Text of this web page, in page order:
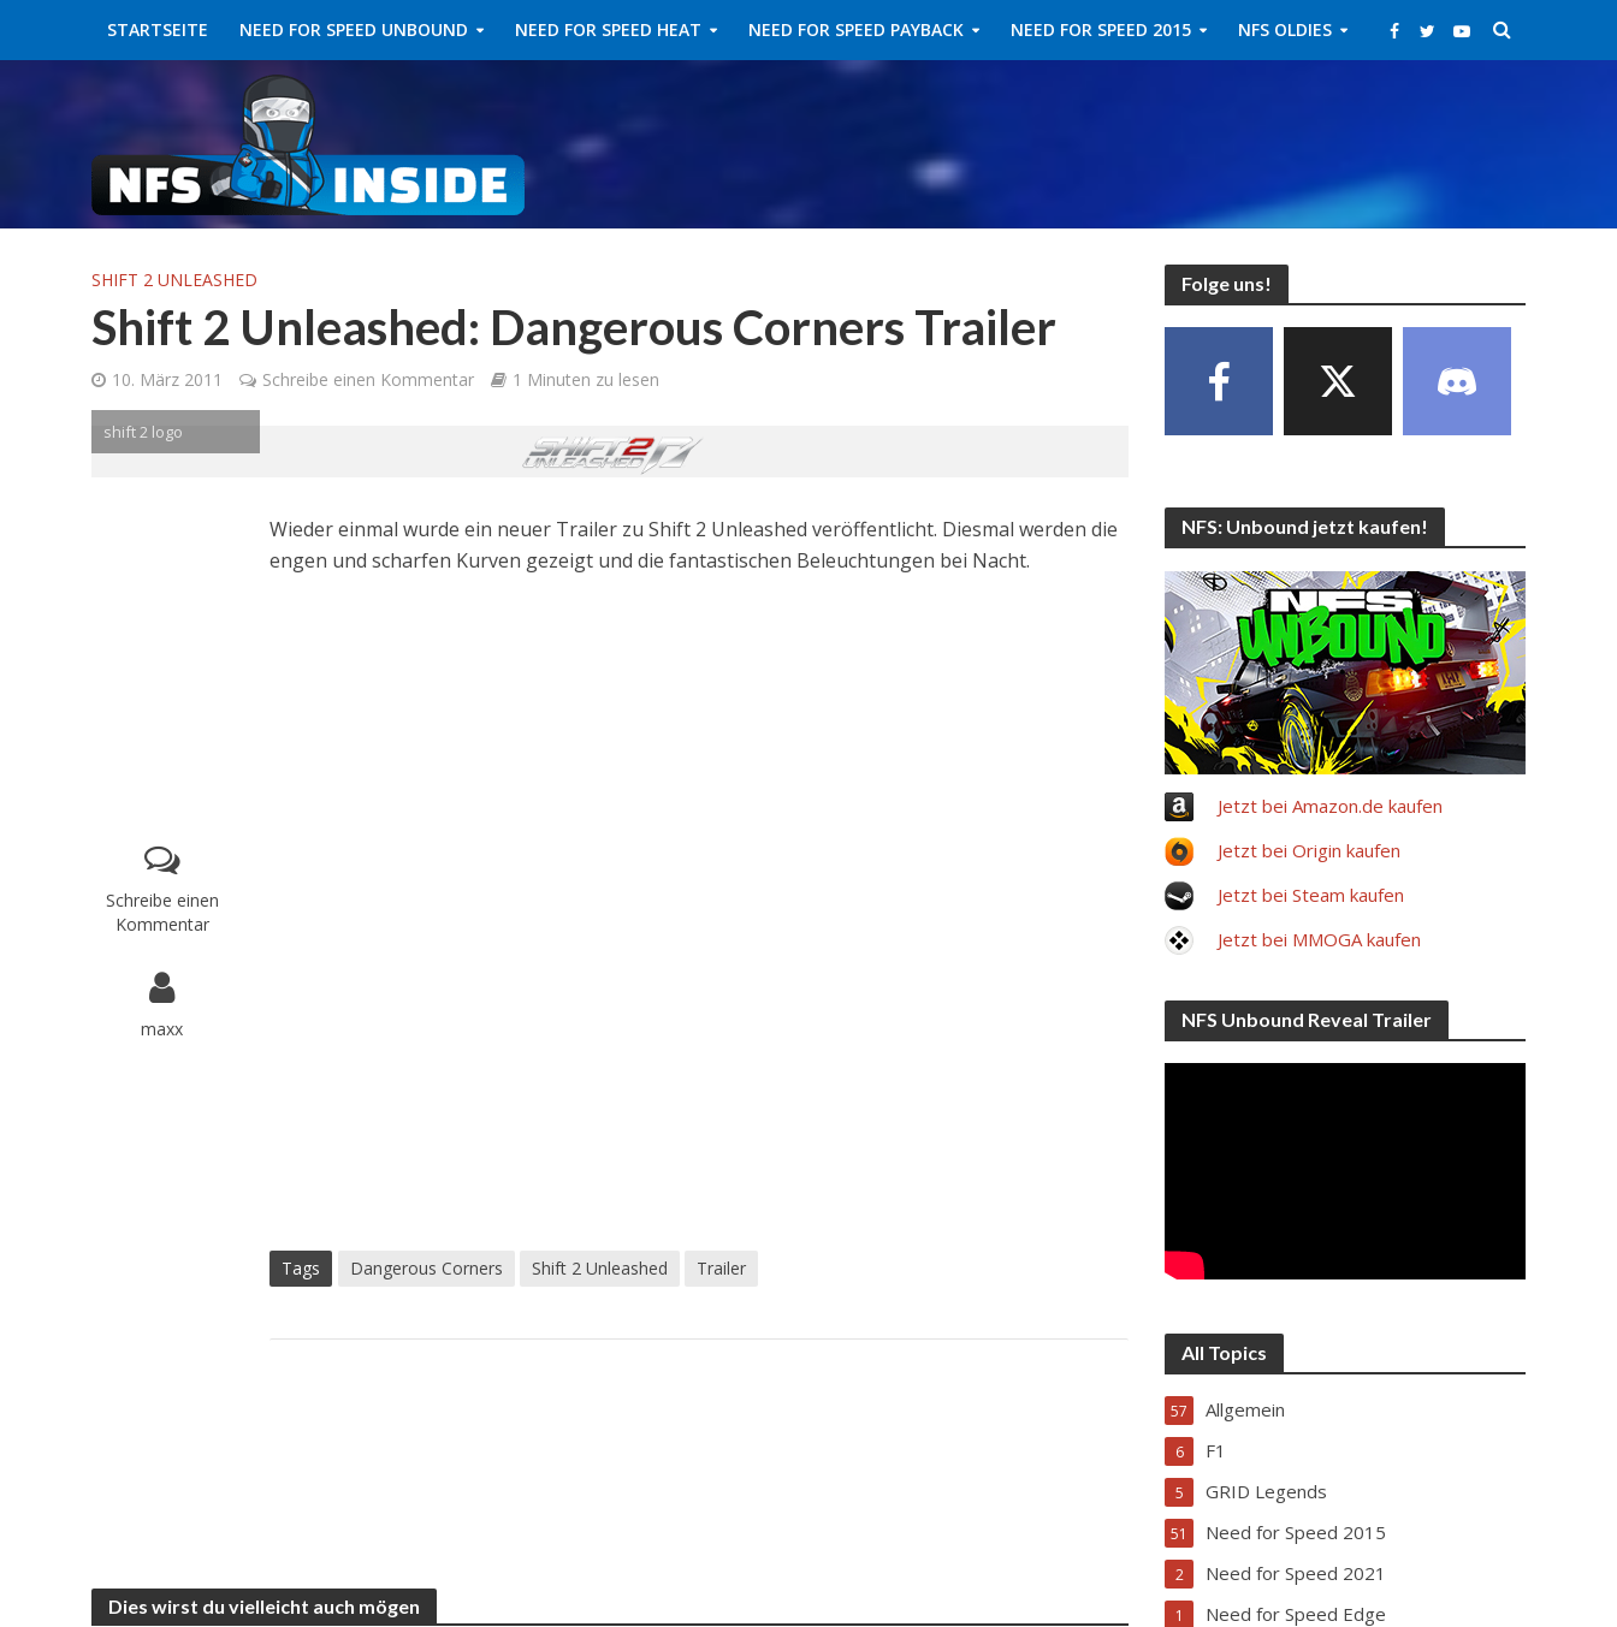
STARTSEITE NEED FOR SPEED UNBOUND NEED FOR SPEED HEAT NEED FOR SPEED PAYBACK NEED FOR SPEED 2015 NFS OLDIES
SHIFT 2 UNLEASHED
Shift 2 Unleashed: Dangerous Corners Trailer
10. März 2011 Schreibe einen Kommentar 1 Minuten zu lesen
shift 2 logo
Schreibe einen
Kommentar
maxx
Wieder einmal wurde ein neuer Trailer zu Shift 2 Unleashed veröffentlicht. Diesmal werden die
engen und scharfen Kurven gezeigt und die fantastischen Beleuchtungen bei Nacht.
Tags Dangerous Corners Shift 2 Unleashed Trailer
Dies wirst du vielleicht auch mögen
Folge uns!
NFS: Unbound jetzt kaufen!
Jetzt bei Amazon.de kaufen
Jetzt bei Origin kaufen
Jetzt bei Steam kaufen
Jetzt bei MMOGA kaufen
NFS Unbound Reveal Trailer
All Topics
Allgemein
57
F1
6
GRID Legends
5
Need for Speed 2015
51
Need for Speed 2021
2
Need for Speed Edge
1